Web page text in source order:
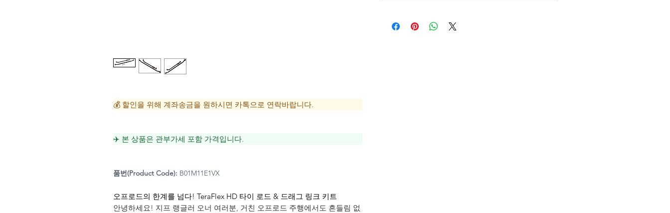
💰 할인을 위해 계좌송금을 원하시면 카톡으로 연락바랍니다.
✈️ 본 상품은 관부가세 포함 가격입니다.
품번(Product Code): B01M11E1VX
오프로드의 한계를 넘다! TeraFlex HD 타이 로드 & 드래그 링크 키트
안녕하세요! 지프 랭글러 오너 여러분, 거친 오프로드 주행에서도 흔들림 없